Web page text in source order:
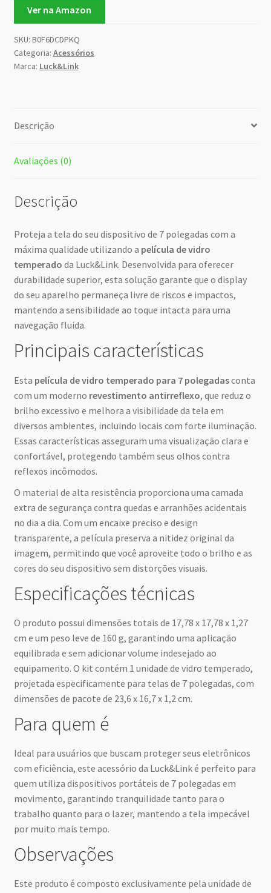
Ver na Amazon
SKU: B0F6DCDPKQ
Categoria: Acessórios
Marca: Luck&Link
Descrição
Avaliações (0)
Descrição
Proteja a tela do seu dispositivo de 7 polegadas com a
máxima qualidade utilizando a película de vidro
temperado da Luck&Link. Desenvolvida para oferecer
durabilidade superior, esta solução garante que o display
do seu aparelho permaneça livre de riscos e impactos,
mantendo a sensibilidade ao toque intacta para uma
navegação fluida.
Principais características
Esta película de vidro temperado para 7 polegadasconta
com um moderno revestimento antirreflexo, que reduz o
brilho excessivo e melhora a visibilidade da tela em
diversos ambientes, incluindo locais com forte iluminação.
Essas características asseguram uma visualização clara e
confortável, protegendo também seus olhos contra
reflexos incômodos.
O material de alta resistência proporciona uma camada
extra de segurança contra quedas e arranhões acidentais
no dia a dia. Com um encaixe preciso e design
transparente, a película preserva a nitidez original da
imagem, permitindo que você aproveite todo o brilho e as
cores do seu dispositivo sem distorções visuais.
Especificações técnicas
O produto possui dimensões totais de 17,78 x 17,78 x 1,27
cm e um peso leve de 160 g, garantindo uma aplicação
equilibrada e sem adicionar volume indesejado ao
equipamento. O kit contém 1 unidade de vidro temperado,
projetada especificamente para telas de 7 polegadas, com
dimensões de pacote de 23,6 x 16,7 x 1,2 cm.
Para quem é
Ideal para usuários que buscam proteger seus eletrônicos
com eficiência, este acessório da Luck&Link é perfeito para
quem utiliza dispositivos portáteis de 7 polegadas em
movimento, garantindo tranquilidade tanto para o
trabalho quanto para o lazer, mantendo a tela impecável
por muito mais tempo.
Observações
Este produto é composto exclusivamente pela unidade de